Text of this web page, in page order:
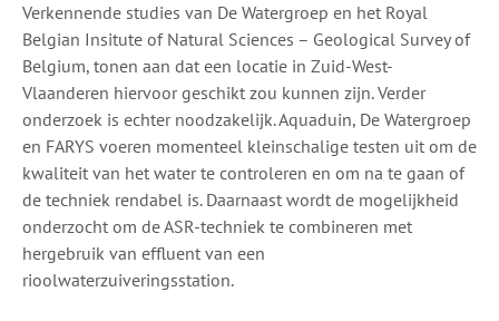
Verkennende studies van De Watergroep en het Royal
Belgian Insitute of Natural Sciences – Geological Survey of
Belgium, tonen aan dat een locatie in Zuid-West-
Vlaanderen hiervoor geschikt zou kunnen zijn. Verder
onderzoek is echter noodzakelijk. Aquaduin, De Watergroep
en FARYS voeren momenteel kleinschalige testen uit om de
kwaliteit van het water te controleren en om na te gaan of
de techniek rendabel is. Daarnaast wordt de mogelijkheid
onderzocht om de ASR-techniek te combineren met
hergebruik van effluent van een
rioolwaterzuiveringsstation.